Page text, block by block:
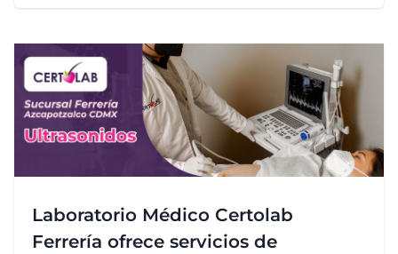
Laboratorio Médico Certolab
Ferrería ofrece servicios de